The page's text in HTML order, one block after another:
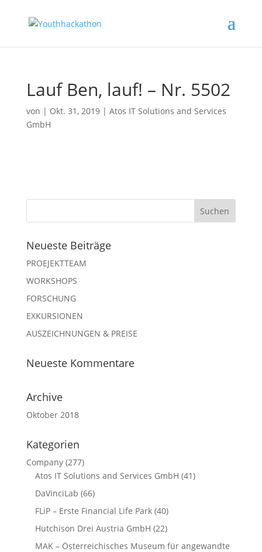
Lauf Ben, lauf! – Nr. 5502
von | Okt. 31, 2019| Atos IT Solutions and Services
GmbH
Neueste Beiträge
PROEJEKTTEAM
WORKSHOPS
FORSCHUNG
EXKURSIONEN
AUSZEICHNUNGEN & PREISE
Neueste Kommentare
Archive
Oktober 2018
Kategorien
Company(277)
Atos IT Solutions and Services GmbH (41)
DaVinciLab (66)
FLiP – Erste Financial Life Park(40)
Hutchison Drei Austria GmbH (22)
MAK – Österreichisches Museum für angewandte